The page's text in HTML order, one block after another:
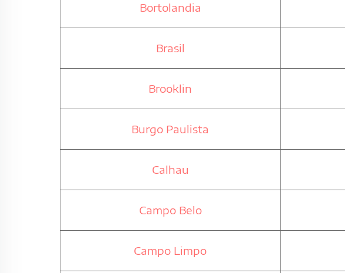
Bortolandia
Brasil
Brooklin
Burgo Paulista
Calhau
Campo Belo
Campo Limpo